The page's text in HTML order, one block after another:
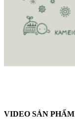
VIDEO SẢN PHẨM